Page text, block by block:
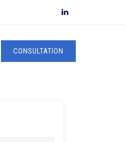
CONSULTATION